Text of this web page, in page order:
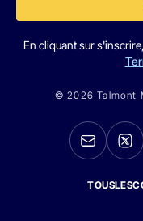
En cliquant sur
© 2026 Talmont